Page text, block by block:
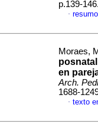
p.139-
·
Moraes,
en
Arch.
1688-
· texto